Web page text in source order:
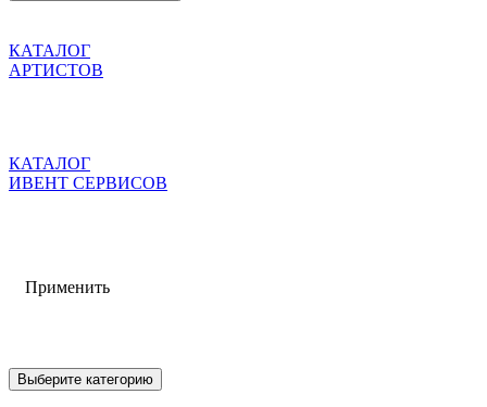
КАТАЛОГ
АРТИСТОВ
КАТАЛОГ
ИВЕНТ СЕРВИСОВ
Выберите категорию
Применить